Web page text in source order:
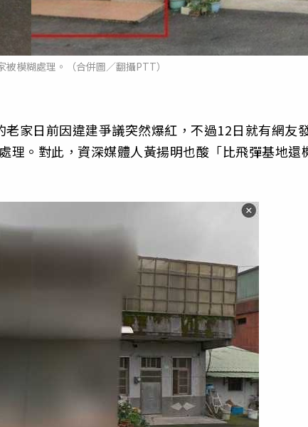
模糊處理。（合併圖／翻攝PTT）
家日前因違建爭議突然爆紅，不過12日就有網友
理。對此，資深媒體人黃揚明也酸「比飛彈基地還